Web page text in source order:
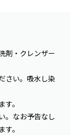
剤・クレンザー
さい。吸水し染
。
。なお予告なし
。